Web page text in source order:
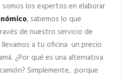
los expertos en elaborar
, sabemos lo que
de nuestro servicio de
a tu oficina un precio
¿Por qué es una alternativa
Simplemente, porque